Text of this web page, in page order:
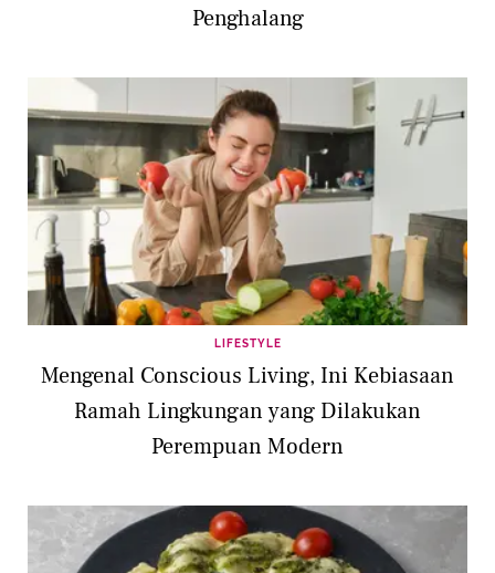
Penghalang
LIFESTYLE
Mengenal Conscious Living, Ini Kebiasaan
Ramah Lingkungan yang Dilakukan
Perempuan Modern